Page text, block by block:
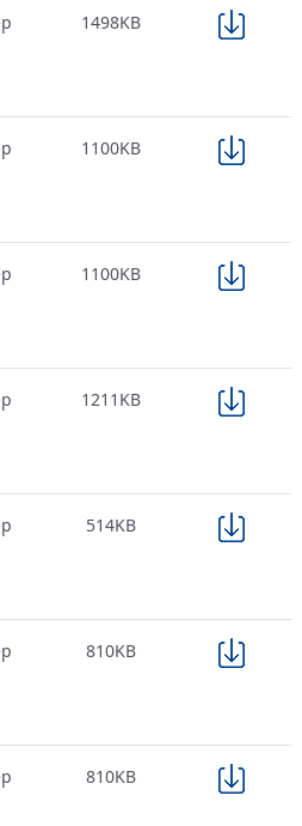
1498KB
1100KB
1100KB
1211KB
514KB
810KB
810KB